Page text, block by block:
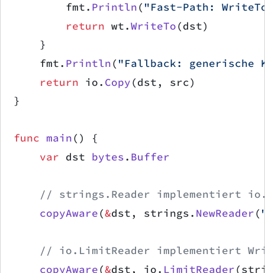
        fmt.
Println( "Fast-Path:
        return
wt.WriteTo(dst)
    }
    fmt.
Println( "Fallback: generische
    return
io. Copy(dst, src)
}
func main() {
    var
dst bytes. Buffer
// strings.Reader implementiert
    copyAware
(&dst, strings. NewReader(
// io.LimitReader implementiert
    copyAware
(&dst, io. LimitReader